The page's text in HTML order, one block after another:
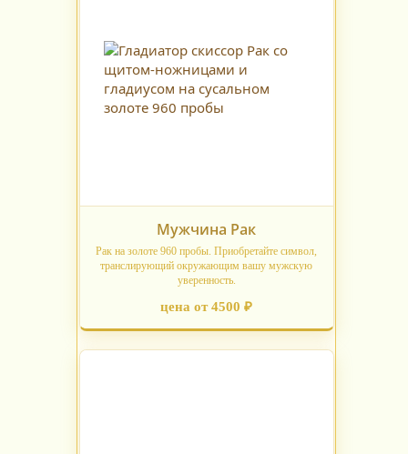
Мужчина Рак
Рак на золоте 960 пробы. Приобретайте символ,
транслирующий окружающим вашу мужскую
уверенность.
цена от 4500 ₽